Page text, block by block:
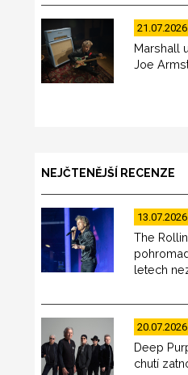
21.07.2026
Marshall
Joe
NEJČTENĚJŠÍ RECENZE
13.07.2026
The
letech
20.07.2026
Deep
chutí